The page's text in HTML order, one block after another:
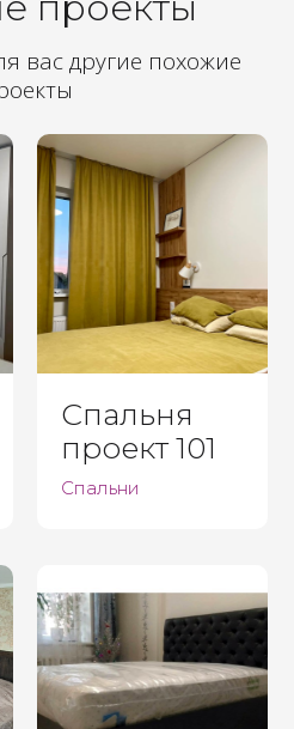
вас другие похожие
Спальня
проект 101
Спальни